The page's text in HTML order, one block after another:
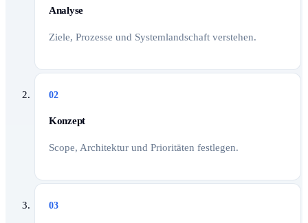
Analyse
Ziele, Prozesse und Systemlandschaft verstehen.
02
Konzept
Scope, Architektur und Prioritäten festlegen.
03